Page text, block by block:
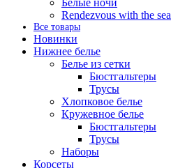
Белые ночи
Rendezvous with the sea
Все товары
Новинки
Нижнее белье
Белье из сетки
Бюстгальтеры
Трусы
Хлопковое белье
Кружевное белье
Бюстгальтеры
Трусы
Наборы
Корсеты